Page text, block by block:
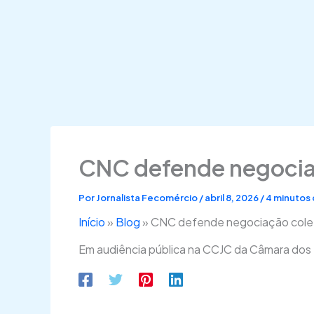
CNC defende
PorJornalista Fecomércio/abril 8, 2026/4 minutos
Início » Blog »CNC defende negociação
Em audiência pública na CCJC da Câmara